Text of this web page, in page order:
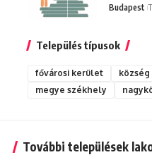
Budapest
Település típusok
fővárosi kerület község
megye székhely
További települések